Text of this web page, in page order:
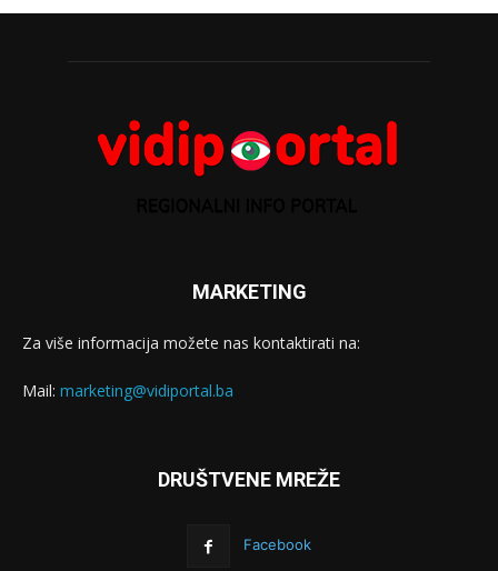
MARKETING
Za više informacija možete nas kontaktirati na:
Mail: marketing@vidiportal.ba
DRUŠTVENE MREŽE
Facebook